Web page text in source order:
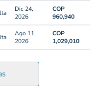
Dic 24,
2026
COP
960,940
Ago 11,
2026
COP
1,029,010